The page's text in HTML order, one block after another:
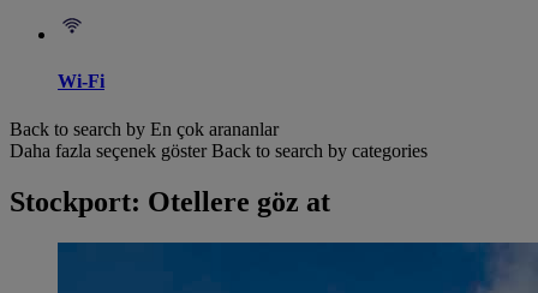
Wi-Fi
Back to search by En çok arananlar
Daha fazla seçenek göster Back to search by categories
Stockport: Otellere göz at